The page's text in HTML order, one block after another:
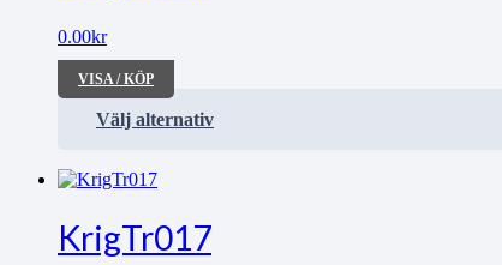
0.00kr
VISA / KÖP
Välj alternativ
KrigTr017